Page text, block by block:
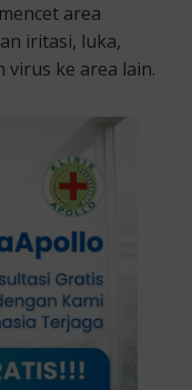
area
iritasi, luka,
virus ke area lain.